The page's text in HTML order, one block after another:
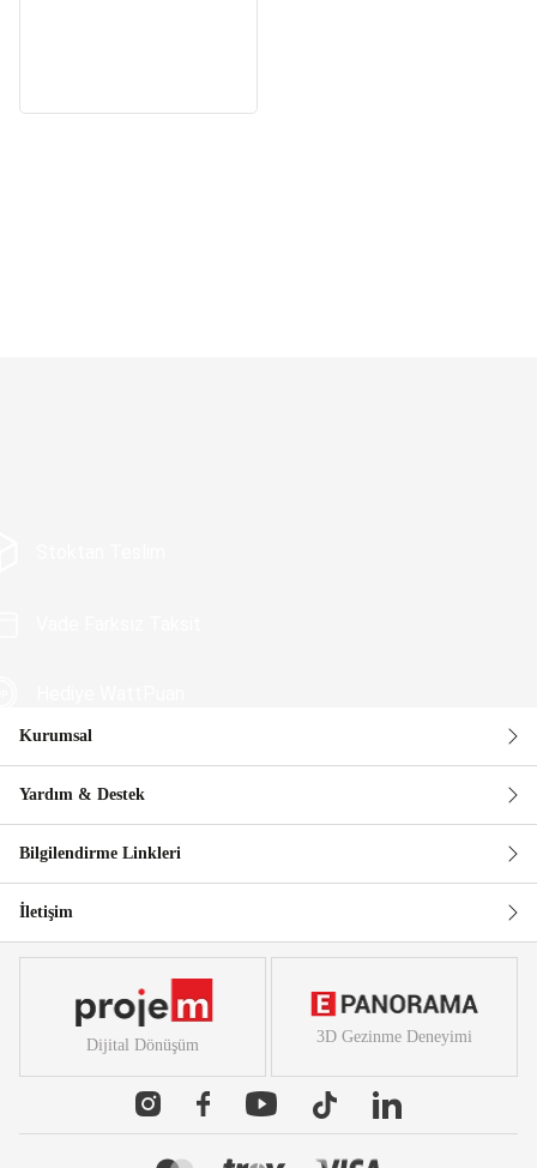
Güvenli Alışveriş
Kurumsal
Yardım & Destek
Bilgilendirme Linkleri
İletişim
Dijital Dönüşüm 3D Gezinme Deneyimi